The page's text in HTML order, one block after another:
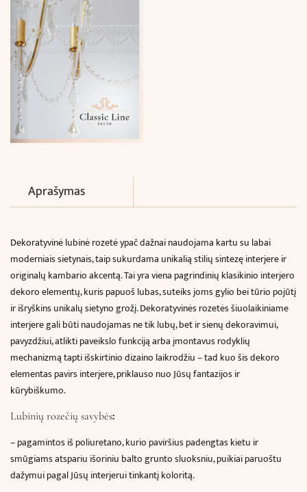
Aprašymas
Dekoratyvinė lubinė rozetė ypač dažnai naudojama kartu su labai
moderniais sietynais, taipsukurdama unikalią stilių sintezę interjere ir
originalų kambario akcentą. Tai yra viena pagrindinių klasikinio interjero
dekoro elementų, kuris papuoš lubas, suteiks joms gylio bei tūrio pojūtį
ir išryškins unikalų sietyno grožį. Dekoratyvinės rozetės šiuolaikiniame
interjere gali būti naudojamas ne tik lubų, bet ir sienų dekoravimui,
pavyzdžiui, atlikti paveikslo funkciją arba įmontavus rodyklių
mechanizmą tapti išskirtinio dizaino laikrodžiu – tad kuo šis dekoro
elementas pavirs interjere, priklauso nuo Jūsų fantazijos ir
kūrybiškumo.
Lubinių rozečių savybės:
–pagamintos iš poliuretano, kurio paviršius padengtas kietu ir
smūgiams atspariu išoriniu balto grunto sluoksniu, puikiai paruoštu
dažymui pagal Jūsų interjerui tinkantį koloritą.